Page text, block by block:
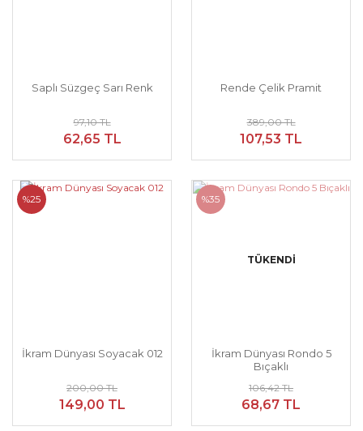
Saplı Süzgeç Sarı Renk
97,10 TL
62,65 TL
Rende Çelik Pramit
389,00 TL
107,53 TL
%25
İkram Dünyası Soyacak 012
200,00 TL
149,00 TL
%35
TÜKENDİ
İkram Dünyası Rondo 5
Bıçaklı
106,42 TL
68,67 TL